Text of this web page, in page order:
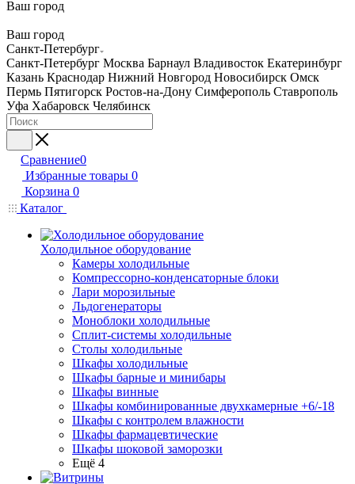
Ваш город
Ваш город
Санкт-Петербург
Санкт-Петербург Москва Барнаул Владивосток Екатеринбург
Казань Краснодар Нижний Новгород Новосибирск Омск
Пермь Пятигорск Ростов-на-Дону Симферополь Ставрополь
Уфа Хабаровск Челябинск
Сравнение0
Избранные товары 0
Корзина 0
Каталог
Холодильное оборудование
Камеры холодильные
Компрессорно-конденсаторные блоки
Лари морозильные
Льдогенераторы
Моноблоки холодильные
Сплит-системы холодильные
Столы холодильные
Шкафы холодильные
Шкафы барные и минибары
Шкафы винные
Шкафы комбинированные двухкамерные +6/-18
Шкафы с контролем влажности
Шкафы фармацевтические
Шкафы шоковой заморозки
Ещё 4